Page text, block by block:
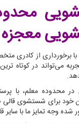
معجزه
با برخورداری از کادری
33 سال تجربه می‌تواند در
محدوده معلم، با
خود برای شستشوی قالی
وجه تمایز ما با